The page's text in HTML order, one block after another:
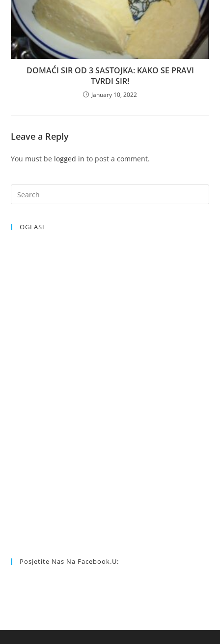
DOMAĆI SIR OD 3 SASTOJKA: KAKO SE PRAVI
TVRDI SIR!
January 10, 2022
Leave a Reply
You must be logged in to post a comment.
OGLASI
Posjetite Nas Na Facebook.u: